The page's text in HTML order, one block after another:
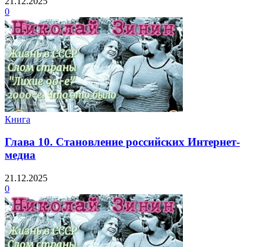
0
Книга
Глава 10. Становление российских Интернет-
медиа
21.12.2025
0